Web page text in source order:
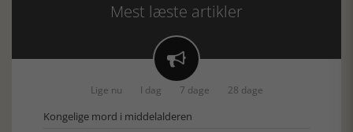
Mest læste artikler

Lige nu I dag 7 dage 28 dage
Kongelige mord i middelalderen